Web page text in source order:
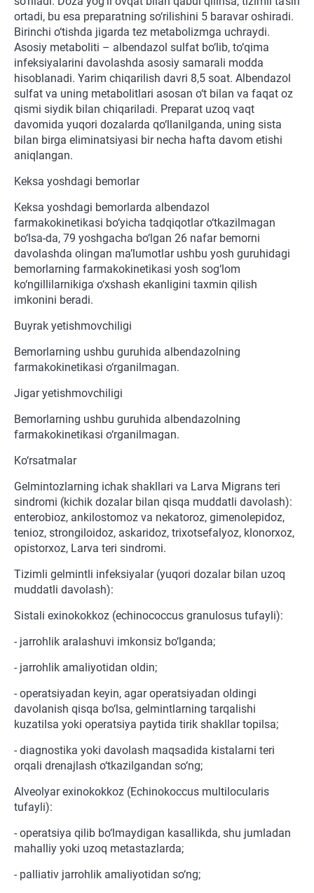
ortadi, bu esa preparatning so‘rilishini 5 baravar oshiradi.
Birinchi o‘tishda jigarda tez metabolizmga uchraydi.
Asosiy metaboliti – albendazol sulfat bo‘lib, to‘qima
infeksiyalarini davolashda asosiy samarali modda
hisoblanadi. Yarim chiqarilish davri 8,5 soat. Albendazol
sulfat va uning metabolitlari asosan o‘t bilan va faqat oz
qismi siydik bilan chiqariladi. Preparat uzoq vaqt
davomida yuqori dozalarda qo‘llanilganda, uning sista
bilan birga eliminatsiyasi bir necha hafta davom etishi
aniqlangan.
Keksa yoshdagi bemorlar
Keksa yoshdagi bemorlarda albendazol
farmakokinetikasi bo‘yicha tadqiqotlar o‘tkazilmagan
bo‘lsa-da, 79 yoshgacha bo‘lgan 26 nafar bemorni
davolashda olingan ma’lumotlar ushbu yosh guruhidagi
bemorlarning farmakokinetikasi yosh sog‘lom
ko‘ngillilarnikiga o‘xshash ekanligini taxmin qilish
imkonini beradi.
Buyrak yetishmovchiligi
Bemorlarning ushbu guruhida albendazolning
farmakokinetikasi o‘rganilmagan.
Jigar yetishmovchiligi
Bemorlarning ushbu guruhida albendazolning
farmakokinetikasi o‘rganilmagan.
Ko‘rsatmalar
Gelmintozlarning ichak shakllari va Larva Migrans teri
sindromi (kichik dozalar bilan qisqa muddatli davolash):
enterobioz, ankilostomoz va nekatoroz, gimenolepidoz,
tenioz, strongiloidoz, askaridoz, trixotsefalyoz, klonorxoz,
opistorxoz, Larva teri sindromi.
Tizimli gelmintli infeksiyalar (yuqori dozalar bilan uzoq
muddatli davolash):
Sistali exinokokkoz (echinococcus granulosus tufayli):
- jarrohlik aralashuvi imkonsiz bo‘lganda;
- jarrohlik amaliyotidan oldin;
- operatsiyadan keyin, agar operatsiyadan oldingi
davolanish qisqa bo‘lsa, gelmintlarning tarqalishi
kuzatilsa yoki operatsiya paytida tirik shakllar topilsa;
- diagnostika yoki davolash maqsadida kistalarni teri
orqali drenajlash o‘tkazilgandan so‘ng;
Alveolyar exinokokkoz (Echinokoccus multilocularis
tufayli):
- operatsiya qilib bo‘lmaydigan kasallikda, shu jumladan
mahalliy yoki uzoq metastazlarda;
- palliativ jarrohlik amaliyotidan so‘ng;